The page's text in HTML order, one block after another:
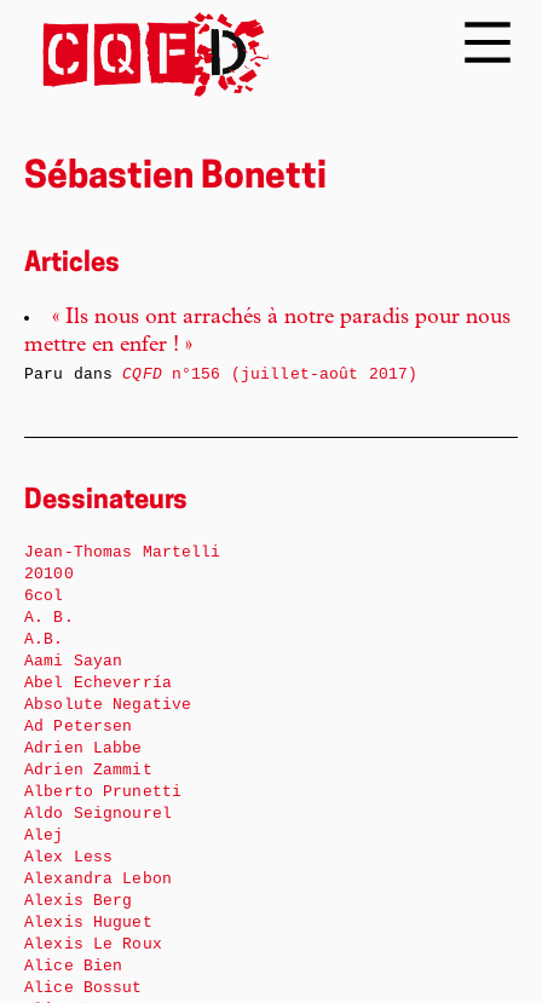
Sébastien Bonetti
Articles
« Ils nous ont arrachés à notre paradis pour nous
mettre en enfer ! »
Paru dansCQFDn°156 (juillet-août 2017)
Dessinateurs
Jean-Thomas Martelli
20100
6col
A. B.
A.B.
Aami Sayan
Abel Echeverría
Absolute Negative
Ad Petersen
Adrien Labbe
Adrien Zammit
Alberto Prunetti
Aldo Seignourel
Alej
Alex Less
Alexandra Lebon
Alexis Berg
Alexis Huguet
Alexis Le Roux
Alice Bien
Alice Bossut